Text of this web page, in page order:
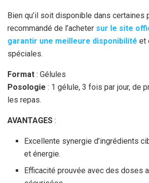
Bien qu’il soit disponible dans certaines
recommandé de l’acheter sur le site
garantir une meilleure disponibilité et
spéciales.
Format : Gélules
Posologie : 1 gélule, 3 fois par jour, de
les repas.
AVANTAGES :
Excellente synergie d’ingrédients
et énergie.
Efficacité prouvée avec des doses